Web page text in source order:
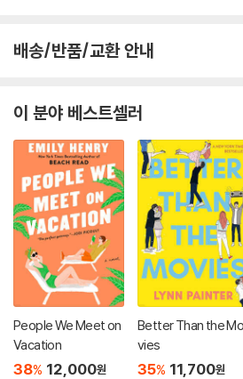
배송/반품/교환 안내
이 분야 베스트셀러
People We Meet on
Vacation
38% 12,000원
Better Than the Mo
vies
35% 11,700원